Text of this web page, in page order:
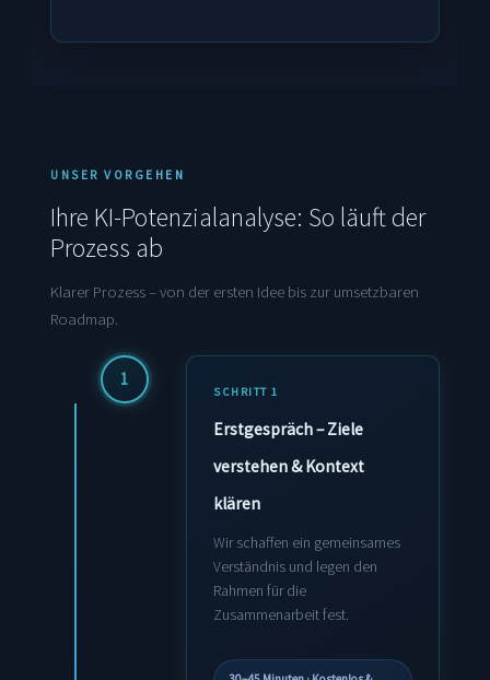
UNSER VORGEHEN
Ihre KI-Potenzialanalyse: So läuft der
Prozess ab
Klarer Prozess – von der ersten Idee bis zur umsetzbaren
Roadmap.
1
SCHRITT 1
Erstgespräch – Ziele
verstehen & Kontext
klären
Wir schaffen ein gemeinsames
Verständnis und legen den
Rahmen für die
Zusammenarbeit fest.